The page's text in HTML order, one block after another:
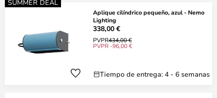
SUMMER DEAL
Aplique cilíndrico pequeño, azul - Nemo
Lighting
338,00 €
PVPR434,00 €
PVPR -96,00 €
Tiempo de entrega: 4 - 6 semanas